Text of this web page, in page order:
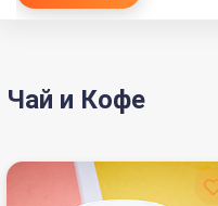
Чай и Кофе